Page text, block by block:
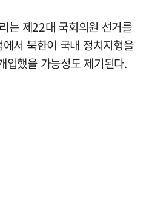
는 제22대 국회의원 선거를
서 북한이 국내 정치지형을
입했을 가능성도 제기된다.